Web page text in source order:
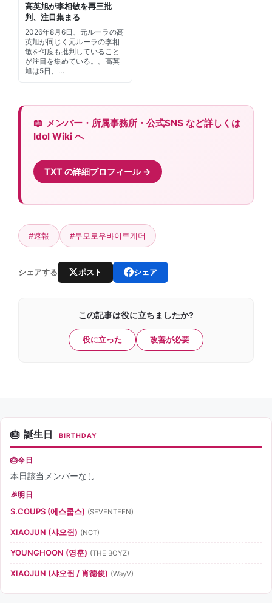
高英旭が李相敏を再三批
判、注目集まる
2026年8月6日、元ルーラの高
英旭が同じく元ルーラの李相
敏を何度も批判していること
が注目を集めている。。高英
旭は5日、…
メンバー・所属事務所・公式SNS など詳しくは
Idol Wiki へ
TXT の詳細プロフィール
#速報 #투모로우바이투게더
シェアする ポスト シェア
この記事は役に立ちましたか?
役に立った 改善が必要
誕生日 BIRTHDAY
今日
本日該当メンバーなし
明日
S.COUPS (에스쿱스) (SEVENTEEN)
XIAOJUN (샤오쥔) (NCT)
YOUNGHOON (영훈) (THE BOYZ)
XIAOJUN (샤오쥔 / 肖德俊) (WayV)